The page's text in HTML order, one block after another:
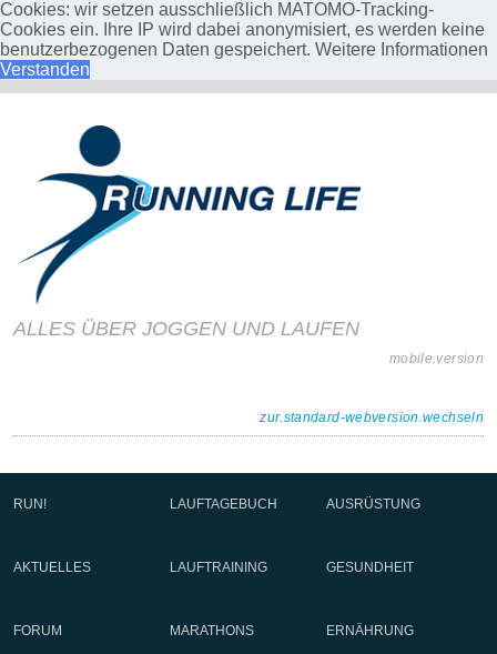
Cookies: wir setzen ausschließlich MATOMO-Tracking-
Cookies ein. Ihre IP wird dabei anonymisiert, es werden keine
benutzerbezogenen Daten gespeichert. Weitere Informationen
Verstanden
ALLES ÜBER JOGGEN UND LAUFEN
mobile.version
zur.standard-webversion.wechseln
RUN! LAUFTAGEBUCH AUSRÜSTUNG
AKTUELLES LAUFTRAINING GESUNDHEIT
FORUM MARATHONS ERNÄHRUNG